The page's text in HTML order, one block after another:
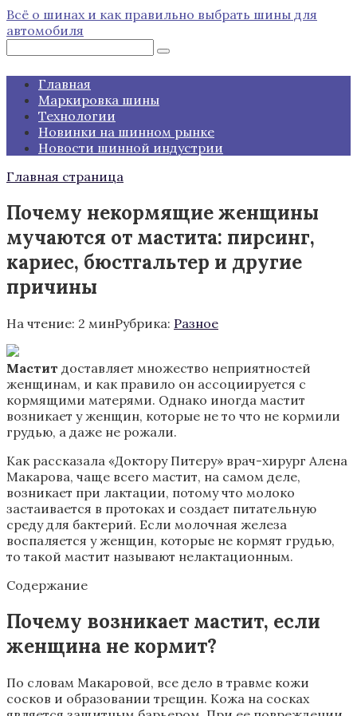
Перейти
к
Всё о шинах и как правильно выбрать шины для
автомобиля
Главная
Маркировка шины
Технологии
Новинки на шинном рынке
Новости шинной индустрии
Главная страница
Почему некормящие женщины
мучаются от мастита: пирсинг,
кариес, бюстгальтер и другие
причины
На чтение: 2 минРубрика: Разное
Мастит доставляет множество неприятностей
женщинам, и как правило он ассоциируется с
кормящими матерями. Однако иногда мастит
возникает у женщин, которые не то что не кормили
грудью, а даже не рожали.
Как рассказала «Доктору Питеру» врач-хирург Алена
Макарова, чаще всего мастит, на самом деле,
возникает при лактации, потому что молоко
застаивается в протоках и создает питательную
среду для бактерий. Если молочная железа
воспаляется у женщин, которые не кормят грудью,
то такой мастит называют нелактационным.
Содержание
Почему возникает мастит, если
женщина не кормит?
По словам Макаровой, все дело в травме кожи
сосков и образовании трещин. Кожа на сосках